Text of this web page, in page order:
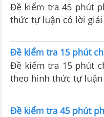
Đề kiểm tra 45 phút
thức tự luận có lời
Đề kiểm tra 15 phút
Đề kiểm tra 15 phút
theo hình thức tự luận
Đề kiểm tra 45 phút